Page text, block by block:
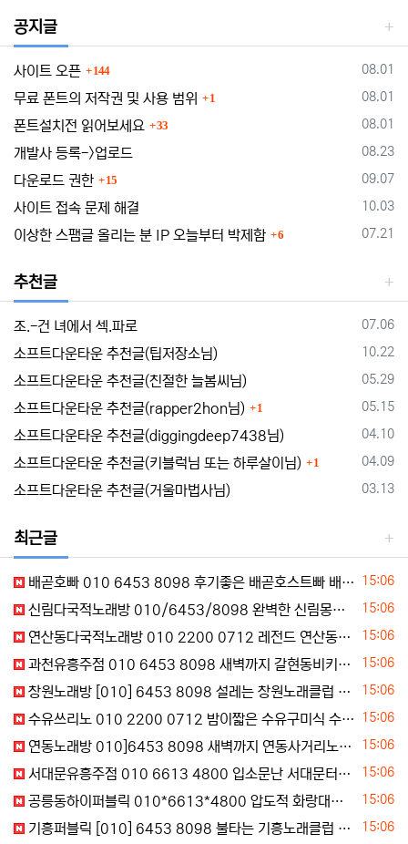
공지글
등록일
08.01
사이트 오픈 144
등록일
08.01
무료 폰트의 저작권 및 사용 범위 1
등록일
08.01
폰트설치전 읽어보세요 33
등록일
08.23
개발사 등록->업로드
등록일
09.07
다운로드 권한 15
등록일
10.03
사이트 접속 문제 해결
등록일
07.21
이상한 스팸글 올리는 분 IP 오늘부터 박제함 6
추천글
등록일
07.06
조.-건 녀에서 섹.파로
등록일
10.22
소프트다운타운 추천글(팁저장소님)
등록일
05.29
소프트다운타운 추천글(친절한 늘봄씨님)
등록일
05.15
소프트다운타운 추천글(rapper2hon님) 1
등록일
04.10
소프트다운타운 추천글(diggingdeep7438님)
등록일
04.09
소프트다운타운 추천글(키블럭님 또는 하루살이님) 1
등록일
03.13
소프트다운타운 추천글(거울마법사님)
최근글
등록일
15:06
배곧호빠 010 6453 8098 후기좋은 배곧호스트빠 배곧여성전용노래방 심야문의
등록일
15:06
신림다국적노래방 010/6453/8098 완벽한 신림몽골노래방 신림다국적가라오케 가격문의
등록일
15:06
연산동다국적노래방 010 2200 0712 레전드 연산동몽골노래방 연산동다국적노래클럽 연산동일본노래방 상담문의
등록일
15:06
과천유흥주점 010 6453 8098 새벽까지 갈현동비키니룸 과천하퍼
등록일
15:06
창원노래방 [010] 6453 8098 설레는 창원노래클럽 사파동가요장
등록일
15:06
수유쓰리노 010 2200 0712 밤이짧은 수유구미식 수유하이쩜오 주대체크
등록일
15:06
연동노래방 010]6453 8098 새벽까지 연동사거리노래방 일도동노래클럽 스타일문의
등록일
15:06
서대문유흥주점 010 6613 4800 입소문난 서대문터치룸 서대문유흥 친절문의
등록일
15:06
공릉동하이퍼블릭 010*6613*4800 압도적 화랑대역하퍼 노원구터치룸 화랑대역텐카페 24시문의
등록일
15:06
기흥퍼블릭 [010] 6453 8098 불타는 기흥노래클럽 기흥노래광장 코스문의